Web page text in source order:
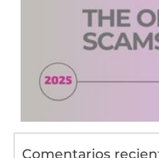
Comentarios